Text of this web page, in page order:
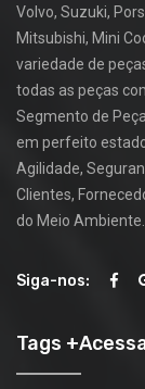
Volvo, Suzuki,
Mitsubishi, Mini
variedade de
todas as peças
Segmento de
em perfeito
Agilidade,
Clientes,
do Meio Ambiente.
Siga-nos:
Tags